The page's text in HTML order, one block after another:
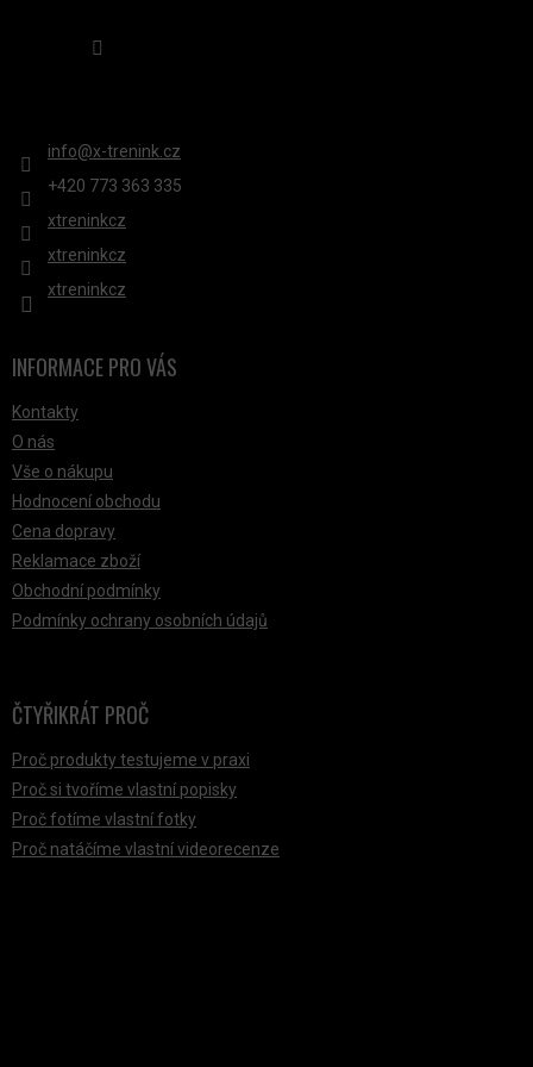
info@x-trenink.cz
+420 ‭773 363 335
xtreninkcz
xtreninkcz
xtreninkcz
INFORMACE PRO VÁS
Kontakty
O nás
Vše o nákupu
Hodnocení obchodu
Cena dopravy
Reklamace zboží
Obchodní podmínky
Podmínky ochrany osobních údajů
ČTYŘIKRÁT PROČ
Proč produkty testujeme v praxi
Proč si tvoříme vlastní popisky
Proč fotíme vlastní fotky
Proč natáčíme vlastní videorecenze